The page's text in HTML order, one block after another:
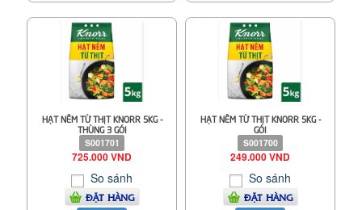
HẠT NÊM TỪ THỊT KNORR 5KG -
THÙNG 3 GÓI
S001701
725.000 VND
So sánh
ĐẶT HÀNG
HẠT NÊM TỪ THỊT KNORR 5KG -
GÓI
S001700
249.000 VND
So sánh
ĐẶT HÀNG